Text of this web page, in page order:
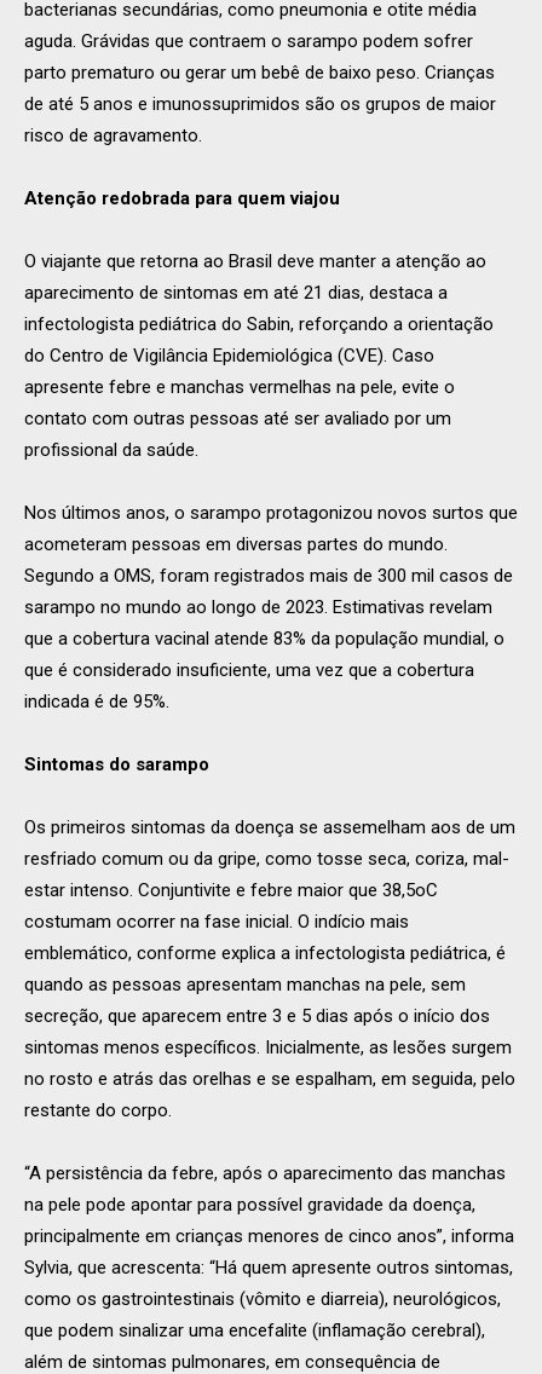
bacterianas secundárias, como pneumonia e otite média
aguda. Grávidas que contraem o sarampo podem sofrer
parto prematuro ou gerar um bebê de baixo peso. Crianças
de até 5 anos e imunossuprimidos são os grupos de maior
risco de agravamento.
Atenção redobrada para quem viajou
O viajante que retorna ao Brasil deve manter a atenção ao
aparecimento de sintomas em até 21 dias, destaca a
infectologista pediátrica do Sabin, reforçando a orientação
do Centro de Vigilância Epidemiológica (CVE). Caso
apresente febre e manchas vermelhas na pele, evite o
contato com outras pessoas até ser avaliado por um
profissional da saúde.
Nos últimos anos, o sarampo protagonizou novos surtos que
acometeram pessoas em diversas partes do mundo.
Segundo a OMS, foram registrados mais de 300 mil casos de
sarampo no mundo ao longo de 2023. Estimativas revelam
que a cobertura vacinal atende 83% da população mundial, o
que é considerado insuficiente, uma vez que a cobertura
indicada é de 95%.
Sintomas do sarampo
Os primeiros sintomas da doença se assemelham aos de um
resfriado comum ou da gripe, como tosse seca, coriza, mal-
estar intenso. Conjuntivite e febre maior que 38,5oC
costumam ocorrer na fase inicial. O indício mais
emblemático, conforme explica a infectologista pediátrica, é
quando as pessoas apresentam manchas na pele, sem
secreção, que aparecem entre 3 e 5 dias após o início dos
sintomas menos específicos. Inicialmente, as lesões surgem
no rosto e atrás das orelhas e se espalham, em seguida, pelo
restante do corpo.
“A persistência da febre, após o aparecimento das manchas
na pele pode apontar para possível gravidade da doença,
principalmente em crianças menores de cinco anos”, informa
Sylvia, que acrescenta: “Há quem apresente outros sintomas,
como os gastrointestinais (vômito e diarreia), neurológicos,
que podem sinalizar uma encefalite (inflamação cerebral),
além de sintomas pulmonares, em consequência de